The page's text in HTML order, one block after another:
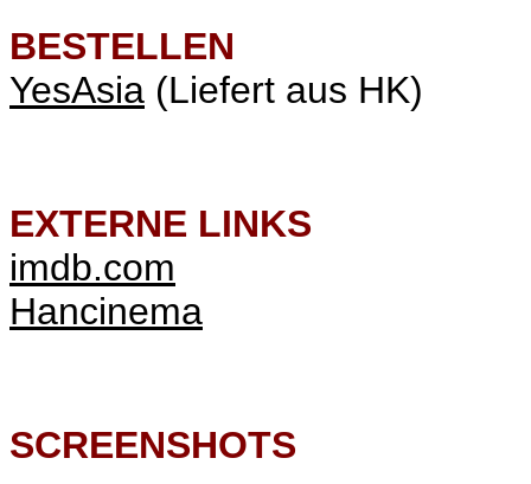
BESTELLEN
YesAsia (Liefert aus HK)
EXTERNE LINKS
imdb.com
Hancinema
SCREENSHOTS